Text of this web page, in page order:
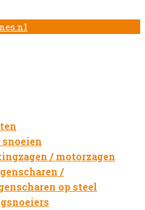
snoeien
/ motorzagen
/
op steel